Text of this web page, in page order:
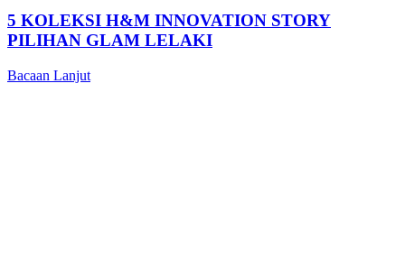
5 KOLEKSI H&M INNOVATION STORY
PILIHAN GLAM LELAKI
Bacaan Lanjut